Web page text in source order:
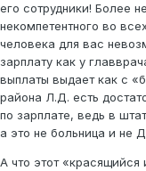
его сотрудники! Более
некомпетентного во
человека для вас
зарплату как у
выплаты выдает как с
района Л.Д. есть
по зарплате, ведь в
а это не больница и
А что этот